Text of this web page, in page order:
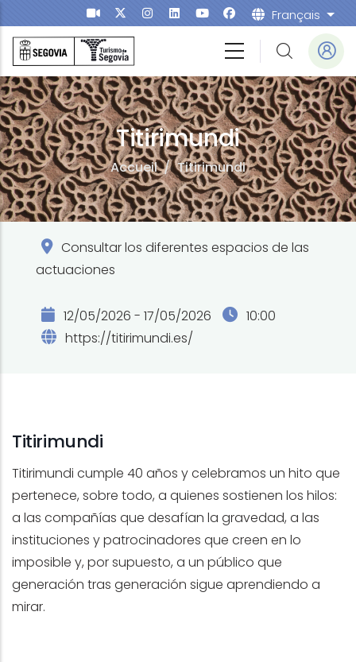
Aller au contenu principal Français
Titirimundi
Accueil/ Titirimundi
Consultar los diferentes espacios de las
actuaciones
12/05/2026 - 17/05/2026
10:00
https://titirimundi.es/
Titirimundi
Titirimundi cumple 40 años y celebramos un hito que
pertenece, sobre todo, a quienes sostienen los hilos:
a las compañías que desafían la gravedad, a las
instituciones y patrocinadores que creen en lo
imposible y, por supuesto, a un público que
generación tras generación sigue aprendiendo a
mirar.